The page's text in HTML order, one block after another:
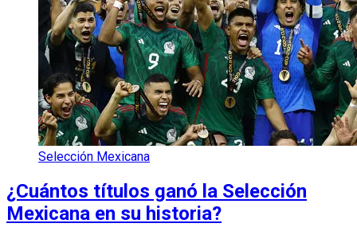
Selección Mexicana
¿Cuántos títulos ganó la Selección
Mexicana en su historia?